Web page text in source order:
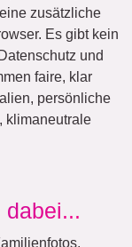
zusätzliche
Es gibt kein
und
faire, klar
persönliche
klimaneutrale
dabei...